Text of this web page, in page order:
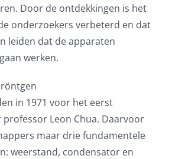
Door de ontdekkingen is het
onderzoekers verbeterd en dat
leiden dat de apparaten
werken.
in 1971 voor het eerst
Leon Chua. Daarvoor
maar drie fundamentele
weerstand, condensator en